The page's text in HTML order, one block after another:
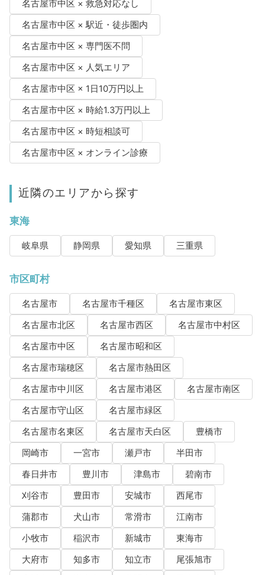
名古屋市中区 × 救急対応なし
名古屋市中区 × 駅近・徒歩圏内
名古屋市中区 × 専門医不問
名古屋市中区 × 人気エリア
名古屋市中区 × 1日10万円以上
名古屋市中区 × 時給1.3万円以上
名古屋市中区 × 時短相談可
名古屋市中区 × オンライン診療
近隣のエリアから探す
東海
岐阜県 静岡県 愛知県 三重県
市区町村
名古屋市 名古屋市千種区
名古屋市東区
名古屋市北区
名古屋市西区
名古屋市中村区
名古屋市中区
名古屋市昭和区
名古屋市瑞穂区
名古屋市熱田区
名古屋市中川区
名古屋市港区
名古屋市南区
名古屋市守山区
名古屋市緑区
名古屋市名東区
名古屋市天白区
豊橋市
岡崎市
一宮市 瀬戸市
半田市
春日井市
豊川市 津島市
碧南市
刈谷市
豊田市 安城市
西尾市
蒲郡市
犬山市 常滑市
江南市
小牧市
稲沢市 新城市
東海市
大府市
知多市 知立市
尾張旭市